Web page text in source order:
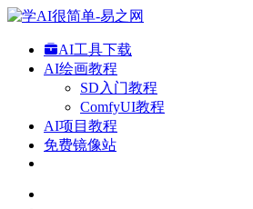
AI工具下载
AI绘画教程
SD入门教程
ComfyUI教程
AI项目教程
免费镜像站